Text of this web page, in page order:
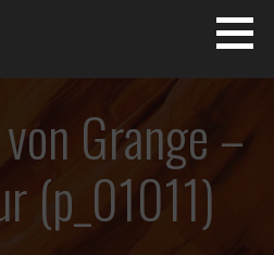
Grange –
(p_01011)